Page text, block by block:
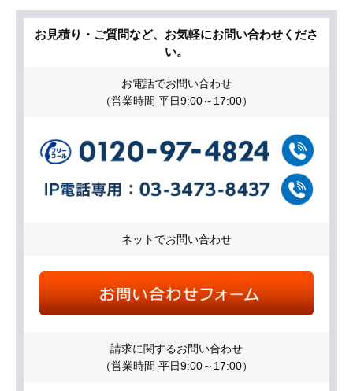
お見積り・ご質問など、お気軽にお問い合わせくださ
い。
お電話でお問い合わせ
（営業時間 平日9:00～17:00）
ネットでお問い合わせ
請求に関するお問い合わせ
（営業時間 平日9:00～17:00）